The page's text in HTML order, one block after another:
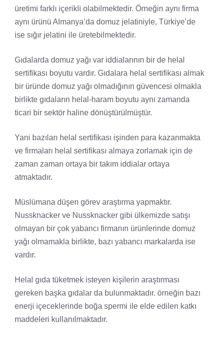
üretimi farklı içerikli olabilmektedir. Örneğin aynı firma
aynı ürünü Almanya’da domuz jelatiniyle, Türkiye’de
ise sığır jelatini ile üretebilmektedir.
Gıdalarda domuz yağı var iddialarının bir de helal
sertifikası boyutu vardır. Gıdalara helal sertifikası almak
bir üründe domuz yağı olmadığının güvencesi olmakla
birlikte gıdaların helal-haram boyutu aynı zamanda
ticari bir sektör haline dönüştürülmüştür.
Yani bazıları helal sertifikası işinden para kazanmakta
ve firmaları helal sertifikası almaya zorlamak için de
zaman zaman ortaya bir takım iddialar ortaya
atmaktadır.
Müslümana düşen görev araştırma yapmaktır.
Nussknacker ve Nussknacker gibi ülkemizde satışı
olmayan bir çok yabancı firmanın ürünlerinde domuz
yağı olmamakla birlikte, bazı yabancı markalarda ise
vardır.
Helal gıda tüketmek isteyen kişilerin araştırması
gereken başka gıdalar da bulunmaktadır. örneğin bazı
enerji içeceklerinde boğa spermi ile elde edilen katkı
maddeleri kullanılmaktadır.